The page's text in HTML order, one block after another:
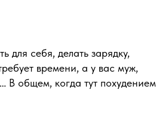
для себя, делать зарядку,
времени, а у вас муж,
В общем, когда тут похудением